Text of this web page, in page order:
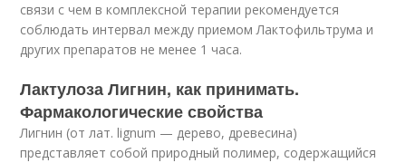
связи с чем в комплексной терапии рекомендуется
соблюдать интервал между приемом Лактофильтрума и
других препаратов не менее 1 часа.
Лактулоза Лигнин, как принимать.
Фармакологические свойства
Лигнин (от лат. lignum — дерево, древесина)
представляет собой природный полимер, содержащийся